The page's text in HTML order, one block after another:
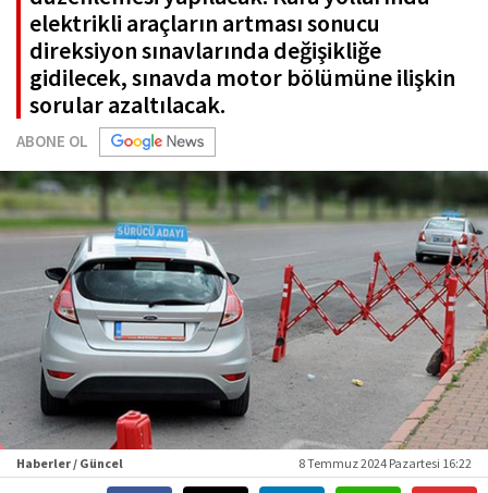
elektrikli araçların artması sonucu
direksiyon sınavlarında değişikliğe
gidilecek, sınavda motor bölümüne ilişkin
sorular azaltılacak.
ABONE OL
Haberler / Güncel 8 Temmuz 2024 Pazartesi 16:22